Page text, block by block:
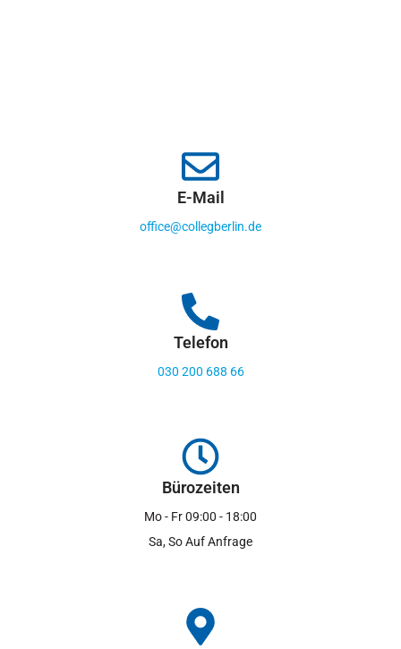
E-Mail
office@collegberlin.de
Telefon
030 200 688 66
Bürozeiten
Mo - Fr 09:00 - 18:00
Sa, So Auf Anfrage